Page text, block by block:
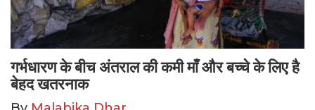
गर्भधारण के बीच अंतराल की कमी माँ और बच्चे के लिए है
बेहद खतरनाक